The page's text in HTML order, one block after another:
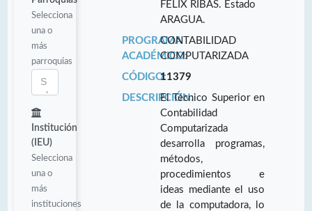
Selecciona
una o
más
parroquias
Institución
(IEU)
Selecciona
una o
más
instituciones
FÉLIX RIBAS. Estado
ARAGUA.
PROGRAMA
ACADÉMICO:
CONTABILIDAD
COMPUTARIZADA
CÓDIGO:11379
DESCRIPCIÓN:El Técnico Superior en
Contabilidad
Computarizada
desarrolla programas,
métodos,
procedimientos e
ideas mediante el uso
de la computadora, lo